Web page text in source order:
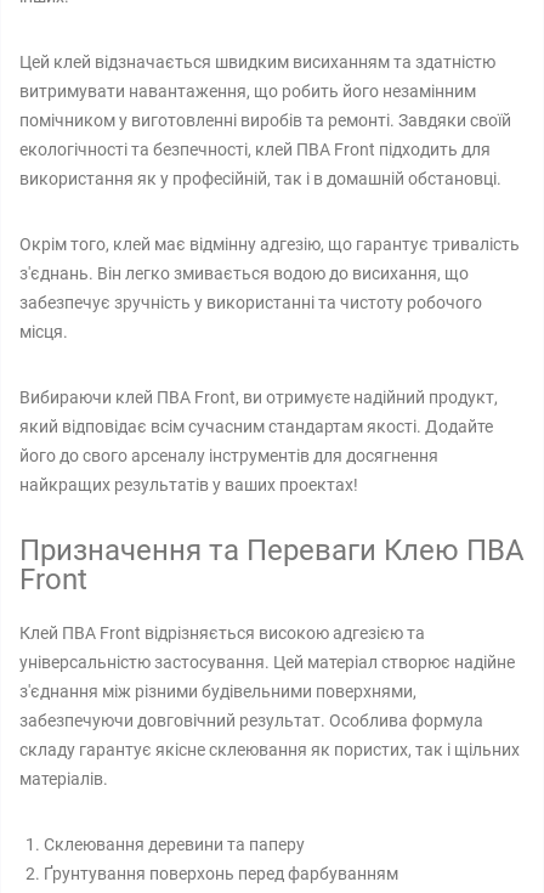
Цей клей відзначається швидким висиханням та здатністю
витримувати навантаження, що робить його незамінним
помічником у виготовленні виробів та ремонті. Завдяки своїй
екологічності та безпечності, клей ПВА Front підходить для
використання як у професійній, так і в домашній обстановці.
Окрім того, клей має відмінну адгезію, що гарантує тривалість
з'єднань. Він легко змивається водою до висихання, що
забезпечує зручність у використанні та чистоту робочого
місця.
Вибираючи клей ПВА Front, ви отримуєте надійний продукт,
який відповідає всім сучасним стандартам якості. Додайте
його до свого арсеналу інструментів для досягнення
найкращих результатів у ваших проектах!
Призначення та Переваги Клею ПВА
Front
Клей ПВА Front відрізняється високою адгезією та
універсальністю застосування. Цей матеріал створює надійне
з'єднання між різними будівельними поверхнями,
забезпечуючи довговічний результат. Особлива формула
складу гарантує якісне склеювання як пористих, так і щільних
матеріалів.
Склеювання деревини та паперу
Ґрунтування поверхонь перед фарбуванням